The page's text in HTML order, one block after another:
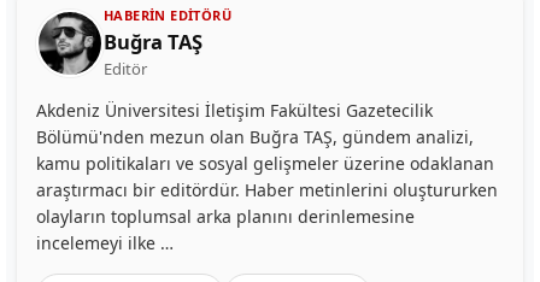
HABERIN EDITÖRÜ
Buğra TAŞ
Editör
Akdeniz Üniversitesi İletişim Fakültesi Gazetecilik
Bölümü'nden mezun olan Buğra TAŞ, gündem analizi,
kamu politikaları ve sosyal gelişmeler üzerine odaklanan
araştırmacı bir editördür. Haber metinlerini oluştururken
olayların toplumsal arka planını derinlemesine
incelemeyi ilke …